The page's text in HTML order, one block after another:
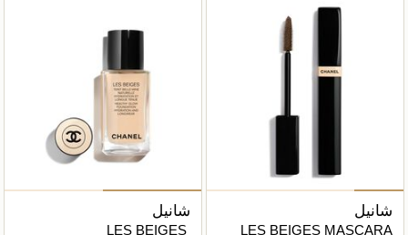
شانيل
LES BEIGES MASCARA
شانيل
LES BEIGES